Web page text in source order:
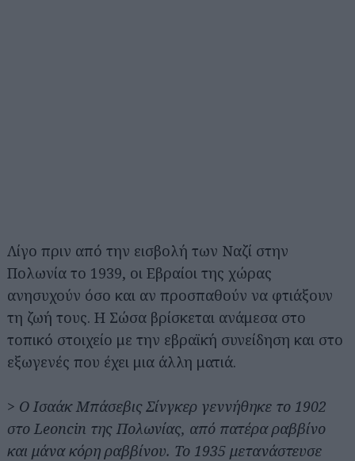
Λίγο πριν από την εισβολή των Ναζί στην
Πολωνία το 1939, οι Εβραίοι της χώρας
ανησυχούν όσο και αν προσπαθούν να φτιάξουν
τη ζωή τους. Η Σώσα βρίσκεται ανάμεσα στο
τοπικό στοιχείο με την εβραϊκή συνείδηση και στο
εξωγενές που έχει μια άλλη ματιά.
> Ο Ισαάκ Μπάσεβις Σίνγκερ γεννήθηκε το 1902
στο Leoncin της Πολωνίας, από πατέρα ραββίνο
και μάνα κόρη ραββίνου. Το 1935 μετανάστευσε